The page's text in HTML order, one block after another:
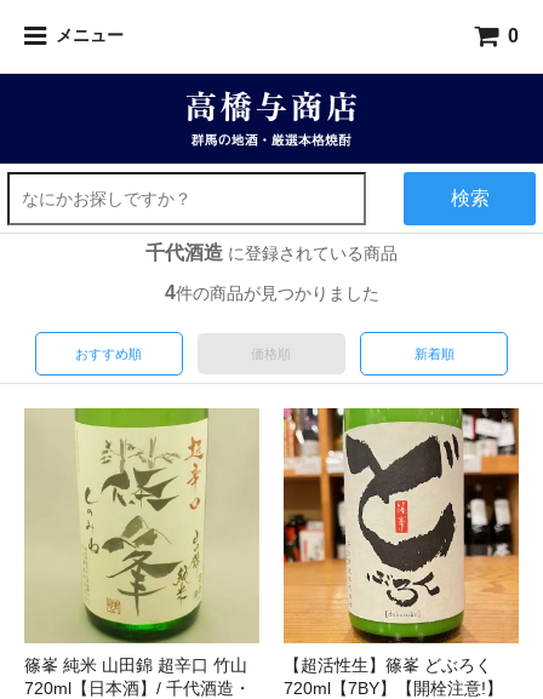
メニュー 0
検索
千代酒造 に登録されている商品
4件の商品が見つかりました
おすすめ順 価格順 新着順
篠峯 純米 山田錦 超辛口 竹山
720ml【日本酒】/ 千代酒造・
【超活性生】篠峯 どぶろく
720ml【7BY】【開栓注意!】